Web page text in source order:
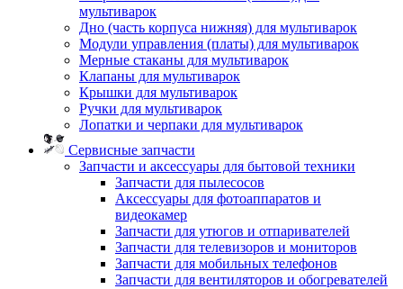
мультиварок
Дно (часть корпуса нижняя) для мультиварок
Модули управления (платы) для мультиварок
Мерные стаканы для мультиварок
Клапаны для мультиварок
Крышки для мультиварок
Ручки для мультиварок
Лопатки и черпаки для мультиварок
Сервисные запчасти
Запчасти и аксессуары для бытовой техники
Запчасти для пылесосов
Аксессуары для фотоаппаратов и
видеокамер
Запчасти для утюгов и отпаривателей
Запчасти для телевизоров и мониторов
Запчасти для мобильных телефонов
Запчасти для вентиляторов и обогревателей